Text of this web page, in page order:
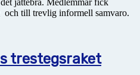
jättebra. Medlemmar fick
till trevlig informell samvaro.
trestegsraket